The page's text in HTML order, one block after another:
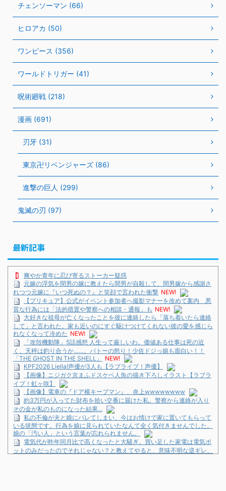
チェンソーマン (66)
ヒロアカ (50)
ワンピース (356)
ワールドトリガー (41)
呪術廻戦 (218)
漫画 (691)
刃牙 (31)
東京卍リベンジャーズ (86)
進撃の巨人 (299)
鬼滅の刃 (97)
最新記事
爽やか青年に忍び寄るストーカー疑惑
元嫁の浮気を間男の嫁に教えたら間男が自殺して、間男嫁から感謝さ
れつつ元嫁に『いつ死ぬの？』と笑顔で言われた衝撃 NEW!
【プリキュア】公式がイベント参加者へ撮影マナーを改めて案内 悪
質な行為には「法的措置や警察への相談・通報」も NEW!
大好きな祖母が亡くなったことを彼に連絡したら「落ち着いたら連絡
して」と言われた。家も近いのにすぐ駆けつけてくれない彼の愛を感じら
れなくなって冷めた NEW!
「攻殻機動隊」5話感想 人生って厳しいわ。価値ある仕事は死の近
く、天秤は釣り合うか……。バトーの怒り！少佐ドジっ娘も面白い！！
「THE GHOST IN THE SHELL」
NEW!
KPF2026 Liella!声優が3人も【ラブライブ！声優】
【画像】ニジガク京まふドスケベ人魚の描き下ろしイラスト【ラブラ
イブ！虹ヶ咲】
【画像】電車の『ドア横キープマン』、炎上wwwwwwww
約3万円が入ってた財布を拾い交番に届けた私。警察から連絡が入り
その金が私のものになった結果...
私の不倫が夫と娘にバレてしまい、今はお情けで家に置いてもらって
いる状態です。行為を娘に見られていたなんて全く気付きませんでした。
娘の「汚い人」という言葉が忘れられません。
電気代が昨年同月比で高くなったと大騒ぎ。買い足した家電は電気ポ
ットのみだったのでそれじゃない？と教えてやると、意味不明な逆ギレ、